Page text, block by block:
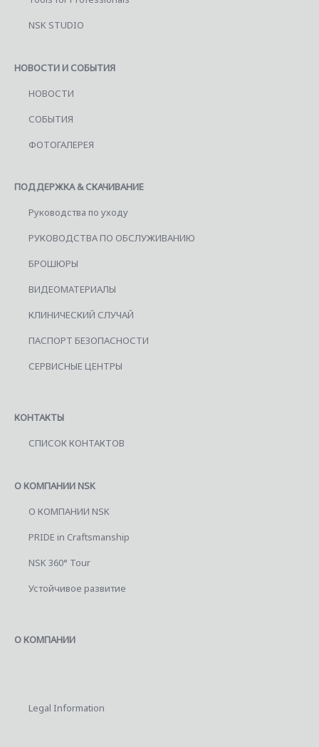
NSK STUDIO
НОВОСТИ И СОБЫТИЯ
НОВОСТИ
СОБЫТИЯ
ФОТОГАЛЕРЕЯ
ПОДДЕРЖКА & СКАЧИВАНИЕ
Руководства по уходу
РУКОВОДСТВА ПО ОБСЛУЖИВАНИЮ
БРОШЮРЫ
ВИДЕОМАТЕРИАЛЫ
КЛИНИЧЕСКИЙ СЛУЧАЙ
ПАСПОРТ БЕЗОПАСНОСТИ
СЕРВИСНЫЕ ЦЕНТРЫ
КОНТАКТЫ
СПИСОК КОНТАКТОВ
О КОМПАНИИ NSK
О КОМПАНИИ NSK
PRIDE in Craftsmanship
NSK 360° Tour
Устойчивое развитие
О КОМПАНИИ
Legal Information